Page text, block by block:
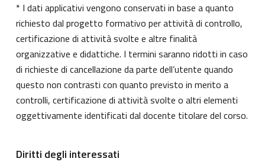
* I dati applicativi vengono conservati in base a quanto
richiesto dal progetto formativo per attività di controllo,
certificazione di attività svolte e altre finalità
organizzative e didattiche. I termini saranno ridotti in caso
di richieste di cancellazione da parte dell’utente quando
questo non contrasti con quanto previsto in merito a
controlli, certificazione di attività svolte o altri elementi
oggettivamente identificati dal docente titolare del corso.
Diritti degli interessati